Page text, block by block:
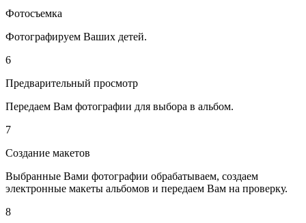
Фотосъемка
Фотографируем Ваших детей.
6
Предварительный просмотр
Передаем Вам фотографии для выбора в альбом.
7
Создание макетов
Выбранные Вами фотографии обрабатываем, создаем
электронные макеты альбомов и передаем Вам на проверку.
8